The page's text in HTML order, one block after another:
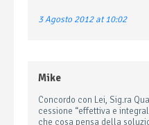
3 Agosto 2012 at 10:02
Mike
Concordo con Lei, Sig.ra
cessione “effettiva e
che cosa pensa della